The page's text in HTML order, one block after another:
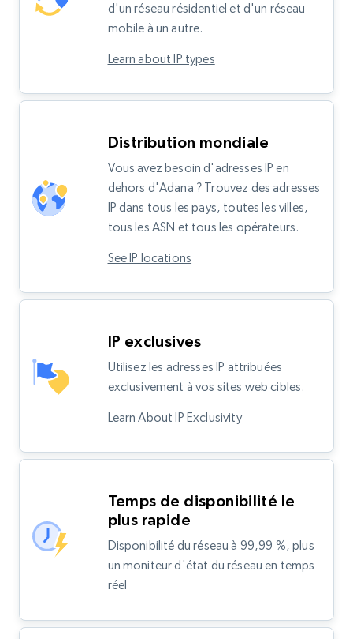
d'un réseau résidentiel et d'un réseau
mobile à un autre.
Learn about IP types
Distribution mondiale
Vous avez besoin d'adresses IP en
dehors d'Adana ? Trouvez des adresses
IP dans tous les pays, toutes les villes,
tous les ASN et tous les opérateurs.
See IP locations
IP exclusives
Utilisez les adresses IP attribuées
exclusivement à vos sites web cibles.
Learn About IP Exclusivity
Temps de disponibilité le
plus rapide
Disponibilité du réseau à 99,99 %, plus
un moniteur d'état du réseau en temps
réel